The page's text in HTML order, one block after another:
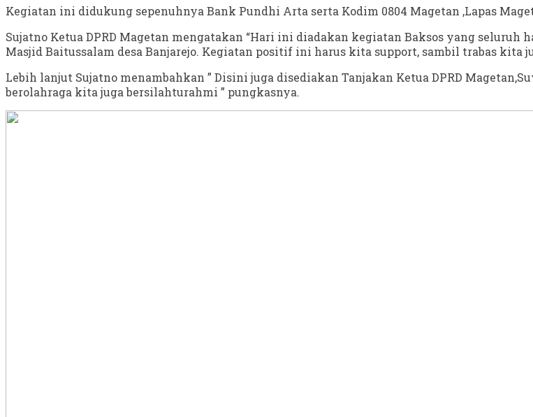
Kegiatan ini didukung sepenuhnya Bank Pundhi Arta serta Kodim 0804 Magetan ,Lapas
Sujatno Ketua DPRD Magetan mengatakan “Hari ini diadakan kegiatan Baksos yang
Masjid Baitussalam desa Banjarejo. Kegiatan positif ini harus kita support, sambil trabas kita
Lebih lanjut Sujatno menambahkan ” Disini juga disediakan Tanjakan Ketua DPRD
berolahraga kita juga bersilahturahmi ” pungkasnya.